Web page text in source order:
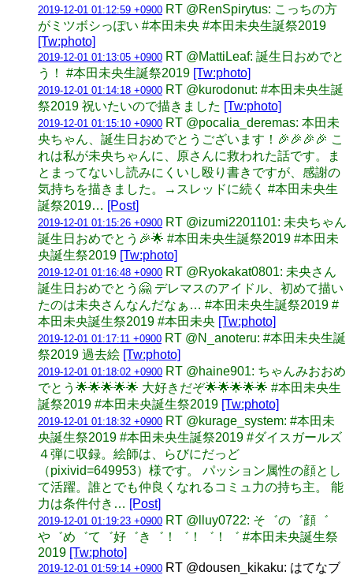
2019-12-01 01:12:59 +0900 RT @RenSpirytus: こっちの方
がミツボシっぽい #本田未央 #本田未央生誕祭2019
[Tw:photo]
2019-12-01 01:13:05 +0900 RT @MattiLeaf: 誕生日おめでと
う！ #本田未央生誕祭2019 [Tw:photo]
2019-12-01 01:14:18 +0900 RT @kurodonut: #本田未央生誕
祭2019 祝いたいので描きました [Tw:photo]
2019-12-01 01:15:10 +0900 RT @pocalia_deremas: 本田未
央ちゃん、誕生日おめでとうございます！🎉🎉🎉🎉 こ
れは私が未央ちゃんに、原さんに救われた話です。ま
とまってないし読みにくいし殴り書きですが、感謝の
気持ちを描きました。→スレッドに続く #本田未央生
誕祭2019… [Post]
2019-12-01 01:15:26 +0900 RT @izumi2201101: 未央ちゃん
誕生日おめでとう🎉🌟 #本田未央生誕祭2019 #本田未
央誕生祭2019 [Tw:photo]
2019-12-01 01:16:48 +0900 RT @Ryokakat0801: 未央さん
誕生日おめでとう🤗 デレマスのアイドル、初めて描い
たのは未央さんなんだなぁ… #本田未央生誕祭2019 #
本田未央誕生祭2019 #本田未央 [Tw:photo]
2019-12-01 01:17:11 +0900 RT @N_anoteru: #本田未央生誕
祭2019 過去絵 [Tw:photo]
2019-12-01 01:18:02 +0900 RT @haine901: ちゃんみおおめ
でとう🌟🌟🌟🌟🌟 大好きだぞ🌟🌟🌟🌟🌟 #本田未央生
誕祭2019 #本田未央誕生祭2019 [Tw:photo]
2019-12-01 01:18:32 +0900 RT @kurage_system: #本田未
央誕生祭2019 #本田未央生誕祭2019 #ダイスガールズ
４弾に収録。絵師は、らびにだっど
（pixivid=649953）様です。 パッション属性の顔とし
て活躍。誰とでも仲良くなれるコミュ力の持ち主。 能
力は条件付き… [Post]
2019-12-01 01:19:23 +0900 RT @lluy0722: そ゛の゛顔゛
や゛め゛て゛好゛き゛！゛！゛！゛ #本田未央誕生祭
2019 [Tw:photo]
2019-12-01 01:59:14 +0900 RT @dousen_kikaku: はてなブ